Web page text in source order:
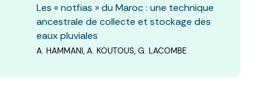
Les « notfias » du Maroc : une technique
ancestrale de collecte et stockage des
eaux pluviales
A. HAMMANI, A. KOUTOUS, G. LACOMBE